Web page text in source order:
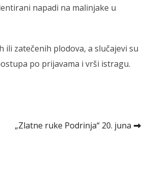
napadi na malinjake u
ili zatečenih plodova, a slučajevi su
po prijavama i vrši istragu.
„Zlatne ruke Podrinja“ 20. juna